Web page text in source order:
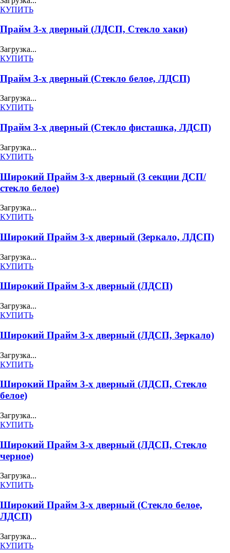
КУПИТЬ
Прайм 3-х дверный (ЛДСП, Стекло хаки)
Загрузка...
КУПИТЬ
Прайм 3-х дверный (Стекло белое, ЛДСП)
Загрузка...
КУПИТЬ
Прайм 3-х дверный (Стекло фисташка, ЛДСП)
Загрузка...
КУПИТЬ
Широкий Прайм 3-х дверный (3 секции ДСП/
стекло белое)
Загрузка...
КУПИТЬ
Широкий Прайм 3-х дверный (Зеркало, ЛДСП)
Загрузка...
КУПИТЬ
Широкий Прайм 3-х дверный (ЛДСП)
Загрузка...
КУПИТЬ
Широкий Прайм 3-х дверный (ЛДСП, Зеркало)
Загрузка...
КУПИТЬ
Широкий Прайм 3-х дверный (ЛДСП, Стекло
белое)
Загрузка...
КУПИТЬ
Широкий Прайм 3-х дверный (ЛДСП, Стекло
черное)
Загрузка...
КУПИТЬ
Широкий Прайм 3-х дверный (Стекло белое,
ЛДСП)
Загрузка...
КУПИТЬ